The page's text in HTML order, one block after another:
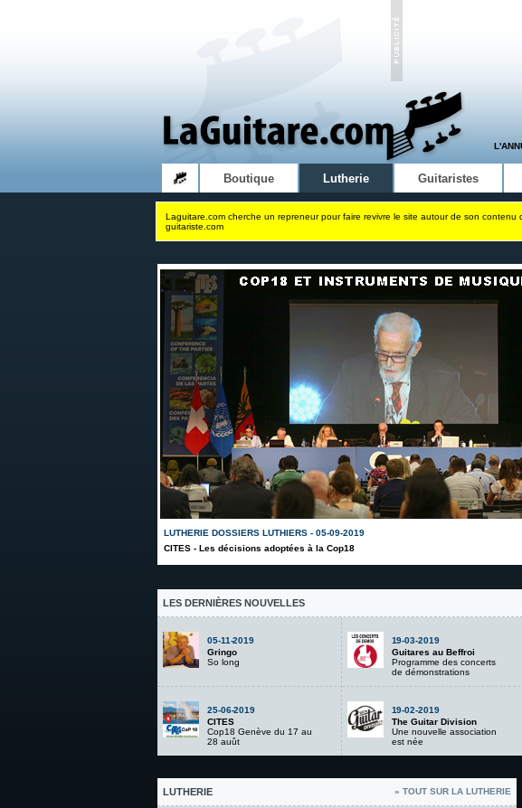
Boutique Lutherie Guitaristes
Laguitare.com cherche un repreneur pour faire revivre le site autour de son
guitariste.com
LUTHERIE DOSSIERS LUTHIERS - 05-09-2019
CITES - Les décisions adoptées à la Cop18
LES DERNIÈRES NOUVELLES
05-11-2019
Gringo
So long
25-06-2019
CITES
Cop18 Genève du 17 au
28 auût
19-03-2019
Guitares au Beffroi
Programme des concerts
de démonstrations
19-02-2019
The Guitar Division
Une nouvelle association
est née
LUTHERIE » TOUT SUR LA LUTHERIE